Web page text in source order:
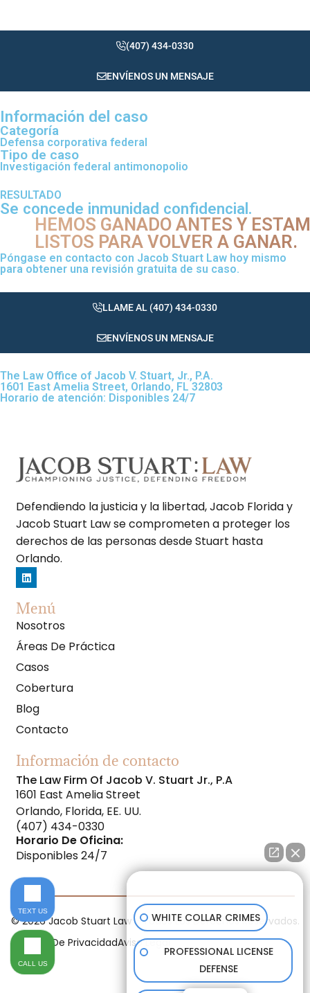
(407) 434-0330
ENVÍENOS UN MENSAJE
Información del caso
Categoría
Defensa corporativa federal
Tipo de caso
Investigación federal antimonopolio
RESULTADO
Se concede inmunidad confidencial.
HEMOS GANADO ANTES Y
LISTOS PARA VOLVER A GANAR.
Póngase en contacto con Jacob Stuart Law hoy mismo
para obtener una revisión gratuita de su caso.
LLAME AL (407) 434-0330
ENVÍENOS UN MENSAJE
The Law Office of Jacob V. Stuart, Jr., P.A.
1601 East Amelia Street, Orlando, FL 32803
Horario de atención: Disponibles 24/7
Defendiendo la justicia y la libertad, Jacob Florida y
Jacob Stuart Law se comprometen a proteger los
derechos de las personas desde Stuart hasta
Orlando.
Menú
Nosotros
Áreas De Práctica
Casos
Cobertura
Blog
Contacto
Información de contacto
The Law Firm Of Jacob V. Stuart Jr., P.A
1601 East Amelia Street
Orlando, Florida, EE. UU.
(407) 434-0330
Horario De Oficina:
Disponibles 24/7
© 2026 Jacob Stuart Law - Todos Los Derechos Reservados.
Política De PrivacidadAviso Legal
WHITE COLLAR CRIMES
PROFESSIONAL LICENSE
DEFENSE
TEXT US
CALL US